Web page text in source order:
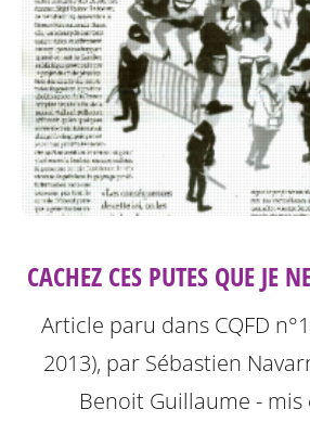
CACHEZ CES PUTES QUE JE
Article paru dans CQFD
2013), par Sébastien
Benoit Guillaume - mis